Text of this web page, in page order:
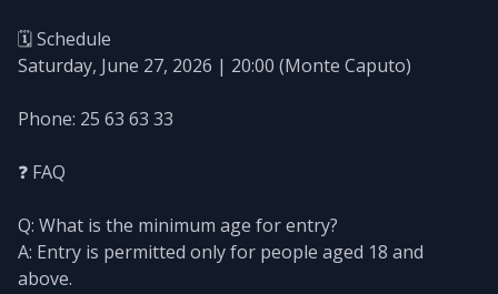
🗓️ Schedule
Saturday, June 27, 2026 | 20:00 (Monte Caputo)
Phone: 25 63 63 33
❓ FAQ
Q: What is the minimum age for entry?
A: Entry is permitted only for people aged 18 and
above.